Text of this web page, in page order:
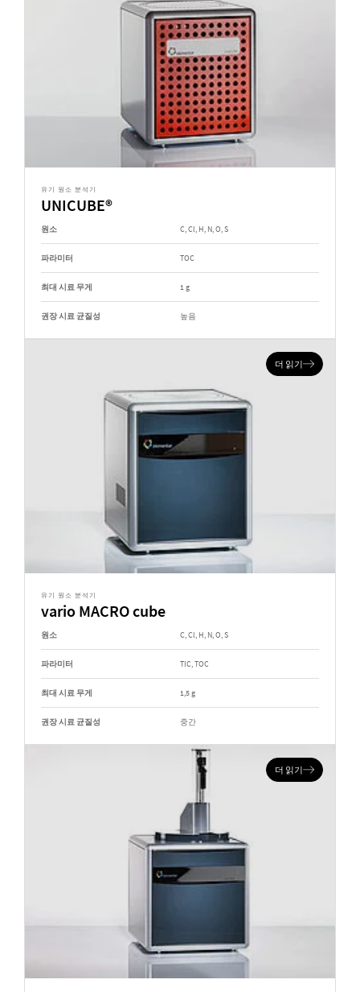
유기 원소 분석기
UNICUBE®
원소 C, Cl, H, N, O, S
파라미터 TOC
최대 시료 무게 1 g
권장 시료 균질성 높음
더 읽기
유기 원소 분석기
vario MACRO cube
원소 C, Cl, H, N, O, S
파라미터 TIC, TOC
최대 시료 무게 1,5 g
권장 시료 균질성 중간
더 읽기